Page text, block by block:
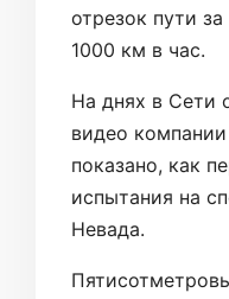
отрезок пути
1000 км в час.
На днях в Сети
видео компании
показано, как
испытания на
Невада.